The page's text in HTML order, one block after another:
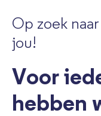
Op zoek
jou!
Voor
hebben